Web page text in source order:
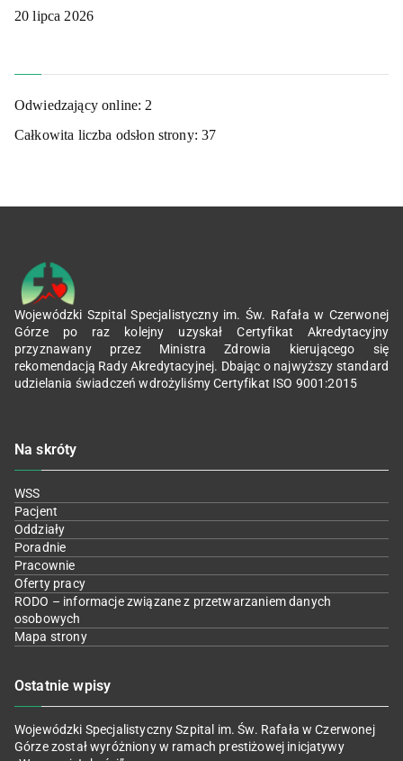
20 lipca 2026
Odwiedzający online:2
Całkowita liczba odsłon strony:37
Wojewódzki Szpital Specjalistyczny im. Św. Rafała w Czerwonej
Górze po raz kolejny uzyskał Certyfikat Akredytacyjny
przyznawany przez Ministra Zdrowia kierującego się
rekomendacją Rady Akredytacyjnej. Dbając o najwyższy standard
udzielania świadczeń wdrożyliśmy Certyfikat ISO 9001:2015
Na skróty
WSS
Pacjent
Oddziały
Poradnie
Pracownie
Oferty pracy
RODO – informacje związane z przetwarzaniem danych
osobowych
Mapa strony
Ostatnie wpisy
Wojewódzki Specjalistyczny Szpital im. Św. Rafała w Czerwonej
Górze został wyróżniony w ramach prestiżowej inicjatywy